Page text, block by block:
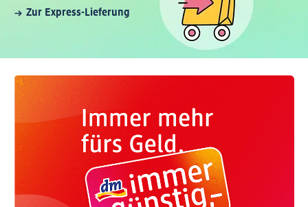
Zur Express-Lieferung